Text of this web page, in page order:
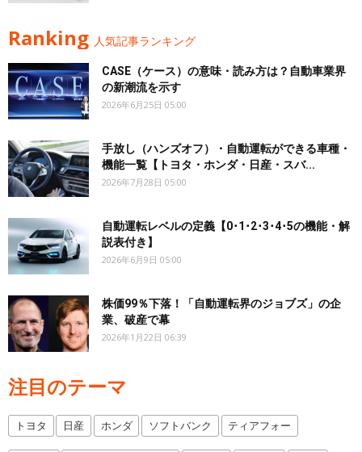
Ranking 人気記事ランキング
CASE（ケース）の意味・読み方は？自動車業界
の新潮流を示す
2026年6月25日 05:00
手放し（ハンズオフ）・自動運転ができる車種・
機能一覧【トヨタ・ホンダ・日産・スバ...
2026年7月28日 05:00
自動運転レベルの定義【0･1･2･3･4･5の機能・解
説表付き】
2026年6月9日 05:00
株価99％下落！「自動運転界のジョブズ」の企
業、破産で幕
2026年1月22日 06:39
注目のテーマ
トヨタ 日産 ホンダ ソフトバンク ティアフォー